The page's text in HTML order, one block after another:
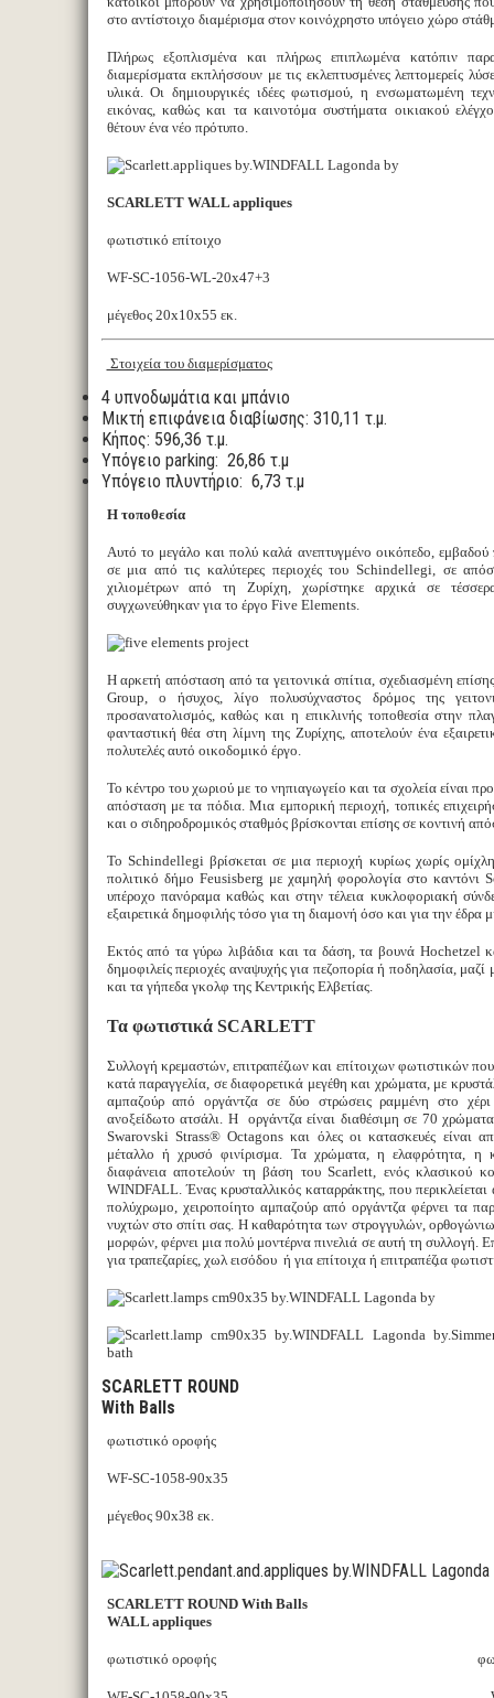
στο αντίστοιχο διαμέρισμα στον κοινόχρηστο υπόγειο χώρο
Πλήρως εξοπλισμένα και πλήρως επιπλωμένα κατόπιν
διαμερίσματα εκπλήσσουν με τις εκλεπτυσμένες λεπτομερείς
υλικά. Οι δημιουργικές ιδέες φωτισμού, η ενσωματωμένη
εικόνας, καθώς και τα καινοτόμα συστήματα οικιακού
θέτουν ένα νέο πρότυπο.
SCARLETT WALL appliques
φωτιστικό επίτοιχο
WF-SC-1056-WL-20x47+3
μέγεθος 20x10x55 εκ.
Στοιχεία του διαμερίσματος
4 υπνοδωμάτια και μπάνιο
Mικτή επιφάνεια διαβίωσης: 310,11 τ.μ.
Kήπος: 596,36 τ.μ.
Υπόγειο parking: 26,86 τ.μ
Υπόγειο πλυντήριο: 6,73 τ.μ
Η τοποθεσία
Αυτό το μεγάλο και πολύ καλά ανεπτυγμένο οικόπεδο, εμβαδού
σε μια από τις καλύτερες περιοχές του Schindellegi, σε
χιλιομέτρων από τη Ζυρίχη, χωρίστηκε αρχικά σε
συγχωνεύθηκαν για το έργο Five Elements.
Η αρκετή απόσταση από τα γειτονικά σπίτια, σχεδιασμένη
Group, ο ήσυχος, λίγο πολυσύχναστος δρόμος της
προσανατολισμός, καθώς και η επικλινής τοποθεσία στην
φανταστική θέα στη λίμνη της Ζυρίχης, αποτελούν ένα
πολυτελές αυτό οικοδομικό έργο.
Το κέντρο του χωριού με το νηπιαγωγείο και τα σχολεία είναι
απόσταση με τα πόδια. Μια εμπορική περιοχή, τοπικές
και ο σιδηροδρομικός σταθμός βρίσκονται επίσης σε κοντινή
Το Schindellegi βρίσκεται σε μια περιοχή κυρίως χωρίς
πολιτικό δήμο Feusisberg με χαμηλή φορολογία στο καντόνι
υπέροχο πανόραμα καθώς και στην τέλεια κυκλοφοριακή
εξαιρετικά δημοφιλής τόσο για τη διαμονή όσο και για την έδρα
Εκτός από τα γύρω λιβάδια και τα δάση, τα βουνά Hochetzel
δημοφιλείς περιοχές αναψυχής για πεζοπορία ή ποδηλασία, μαζί
και τα γήπεδα γκολφ της Κεντρικής Ελβετίας.
Τα φωτιστικά SCARLETT
Συλλογή κρεμαστών, επιτραπέζιων και επίτοιχων φωτιστικών
κατά παραγγελία, σε διαφορετικά μεγέθη και χρώματα, με
αμπαζούρ από οργάντζα σε δύο στρώσεις ραμμένη στο
ανοξείδωτο ατσάλι. Η οργάντζα είναι διαθέσιμη σε 70
Swarovski Strass® Octagons και όλες οι κατασκευές είναι
μέταλλο ή χρυσό φινίρισμα. Τα χρώματα, η ελαφρότητα, η
διαφάνεια αποτελούν τη βάση του Scarlett, ενός κλασικού
WINDFALL. Ένας κρυσταλλικός καταρράκτης, που περικλείεται
πολύχρωμο, χειροποίητο αμπαζούρ από οργάντζα φέρνει τα
νυχτών στο σπίτι σας. Η καθαρότητα των στρογγυλών,
μορφών, φέρνει μια πολύ μοντέρνα πινελιά σε αυτή τη συλλογή.
για τραπεζαρίες, χωλ εισόδου ή για επίτοιχα ή επιτραπέζια
SCARLETT ROUND
With Balls
φωτιστικό οροφής
WF-SC-1058-90x35
μέγεθος 90x38 εκ.
SCARLETT ROUND With Balls
WALL appliques
φωτιστικό οροφής φωτιστικό